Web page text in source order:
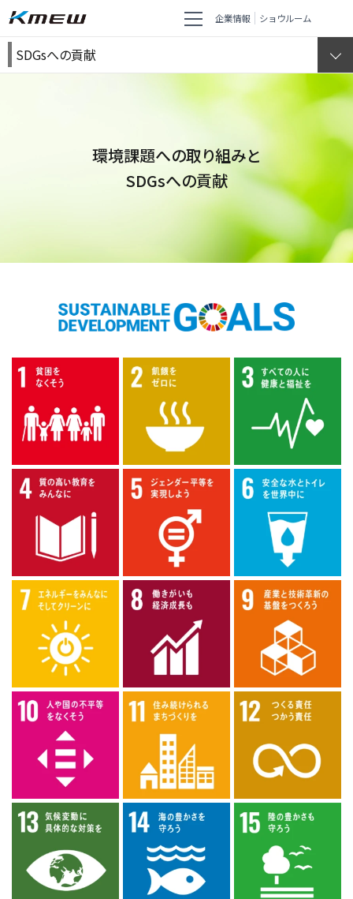
企業情報 ショウルーム
SDGsへの貢献
環境課題への取り組みと
SDGsへの貢献